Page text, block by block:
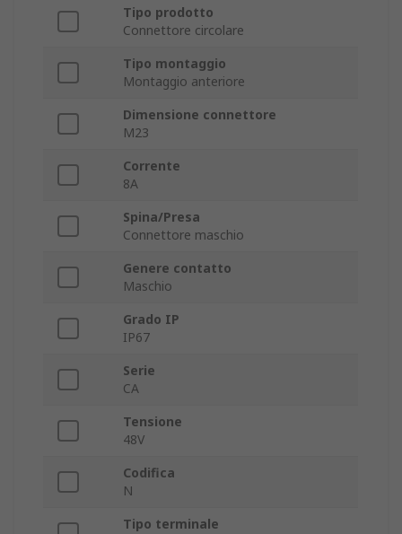
Tipo prodotto
Connettore circolare
Tipo montaggio
Montaggio anteriore
Dimensione connettore
M23
Corrente
8A
Spina/Presa
Connettore maschio
Genere contatto
Maschio
Grado IP
IP67
Serie
CA
Tensione
48V
Codifica
N
Tipo terminale